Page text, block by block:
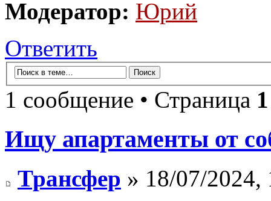
Модератор: Юрий
Ответить
1 сообщение • Страница 1
Ищу апартаменты от
Трансфер » 18/07/2024,